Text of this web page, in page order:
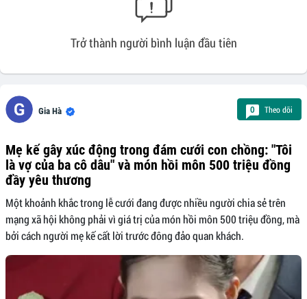
Trở thành người bình luận đầu tiên
Gia Hà 0 Theo dõi
Mẹ kế gây xúc động trong đám cưới con chồng: "Tôi
là vợ của ba cô dâu" và món hồi môn 500 triệu đồng
đầy yêu thương
Một khoảnh khắc trong lễ cưới đang được nhiều người chia sẻ trên
mạng xã hội không phải vì giá trị của món hồi môn 500 triệu đồng, mà
bởi cách người mẹ kế cất lời trước đông đảo quan khách.